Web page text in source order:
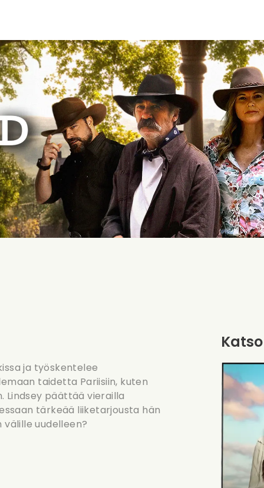
ja työskentelee
taidetta Pariisiin, kuten
Lindsey päättää vierailla
tärkeää liiketarjousta hän
uudelleen?